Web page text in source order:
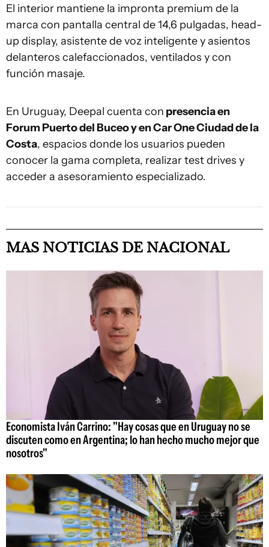
El interior mantiene la impronta premium de la
marca con pantalla central de 14,6 pulgadas, head-
up display, asistente de voz inteligente y asientos
delanteros calefaccionados, ventilados y con
función masaje.
En Uruguay, Deepal cuenta con presencia en
Forum Puerto del Buceo y en Car One Ciudad de la
Costa, espacios donde los usuarios pueden
conocer la gama completa, realizar test drives y
acceder a asesoramiento especializado.
MAS NOTICIAS DE NACIONAL
Economista Iván Carrino: "Hay cosas que en Uruguay no se
discuten como en Argentina; lo han hecho mucho mejor que
nosotros"